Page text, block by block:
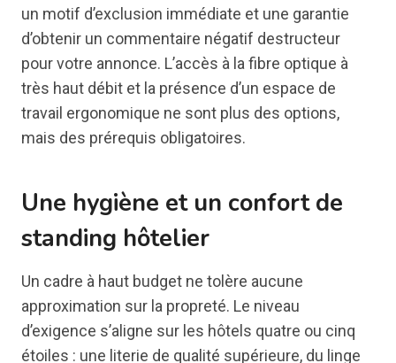
un motif d’exclusion immédiate et une garantie
d’obtenir un commentaire négatif destructeur
pour votre annonce. L’accès à la fibre optique à
très haut débit et la présence d’un espace de
travail ergonomique ne sont plus des options,
mais des prérequis obligatoires.
Une hygiène et un confort de
standing hôtelier
Un cadre à haut budget ne tolère aucune
approximation sur la propreté. Le niveau
d’exigence s’aligne sur les hôtels quatre ou cinq
étoiles : une literie de qualité supérieure, du linge